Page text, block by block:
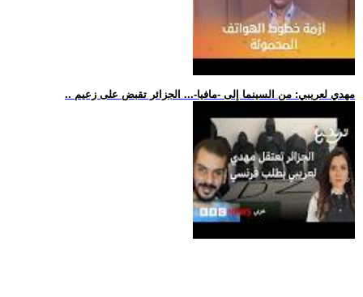
.. مهدي لعريبي: من السينما إلى -مافيا-... الجزائر تقبض على زعيم